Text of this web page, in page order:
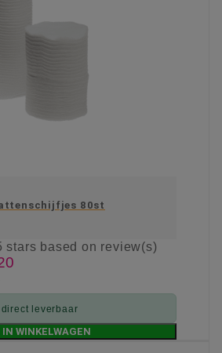
80st
stars based on review(s)
leverbaar
IN WINKELWAGEN